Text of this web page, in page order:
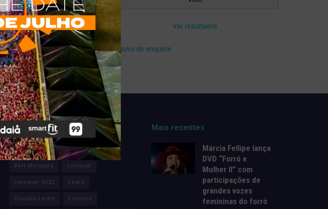
Ver resultados
Arquivo de enquete
Tags
Anitta Axé Banda Eva
Bell Marques carnaval
carnaval 2022 ceará
Claudia Leitte colosso
Mais recentes
Márcia Fellipe lança
DVD “Forró e
Mulher II” com
participações de
grandes vozes
femininas do forró